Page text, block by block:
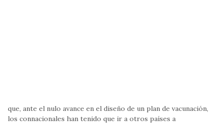
que, ante el nulo avance en el diseño de un plan de vacunación,
los connacionales han tenido que ir a otros países a